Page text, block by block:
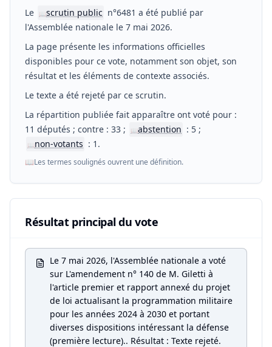
Le 📖scrutin public n°6481 a été publié par
l'Assemblée nationale le 7 mai 2026.
La page présente les informations officielles
disponibles pour ce vote, notamment son objet, son
résultat et les éléments de contexte associés.
Le texte a été rejeté par ce scrutin.
La répartition publiée fait apparaître ont voté pour :
11 députés ; contre : 33 ;
📖abstention : 5 ;
📖non-votants : 1.
📖Les termes soulignés ouvrent une définition.
Résultat principal du vote
Le 7 mai 2026, l'Assemblée nationale a voté
sur L'amendement n° 140 de M. Giletti à
l'article premier et rapport annexé du projet
de loi actualisant la programmation militaire
pour les années 2024 à 2030 et portant
diverses dispositions intéressant la défense
(première lecture).. Résultat : Texte rejeté.